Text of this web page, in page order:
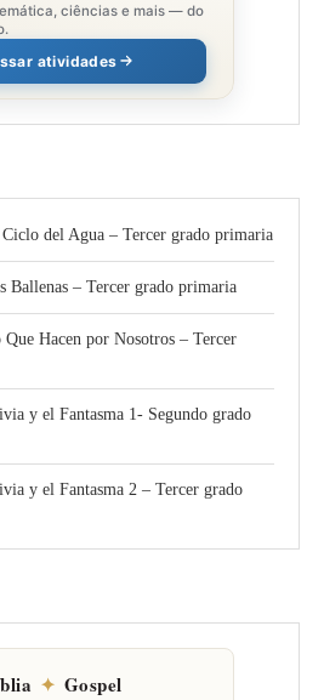
ciências e mais — do
atividades
del Agua – Tercer grado primaria
Ballenas – Tercer grado primaria
Hacen por Nosotros – Tercer
y el Fantasma 1- Segundo grado
y el Fantasma 2 – Tercer grado
✦ Gospel